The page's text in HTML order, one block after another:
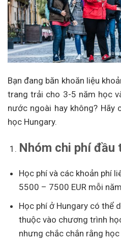
Bạn đang băn khoăn liệu
trang trải cho 3-5 năm học
nước ngoài hay không? Hãy
học Hungary.
Nhóm chi phí đầu
Học phí và các khoản phí
5500 – 7500 EUR mỗi năm
Học phí ở Hungary có thể
thuộc vào chương trình
nhưng chắc chắn rằng